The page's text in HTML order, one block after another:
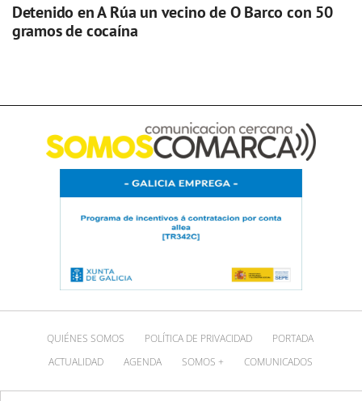
Detenido en A Rúa un vecino de O Barco con 50
gramos de cocaína
QUIÉNES SOMOS POLÍTICA DE PRIVACIDAD
PORTADA
ACTUALIDAD
AGENDA SOMOS + COMUNICADOS